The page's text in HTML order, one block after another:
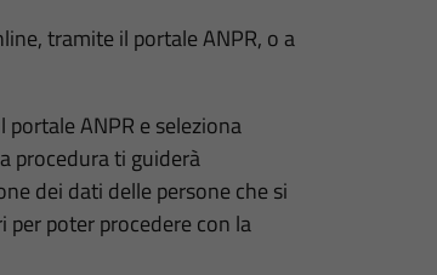
tramite il portale ANPR, o a
ANPR e seleziona
procedura ti guiderà
dei dati delle persone che si
poter procedere con la